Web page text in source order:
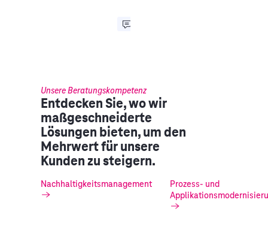
Unsere Beratungskompetenz
Entdecken Sie, wo wir
maßgeschneiderte
Lösungen bieten, um den
Mehrwert für unsere
Kunden zu steigern.
Nachhaltigkeitsmanagement
Prozess- und